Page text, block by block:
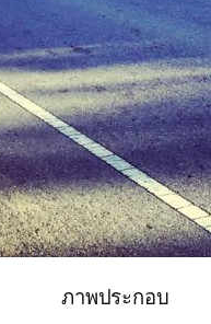
ภาพประกอบ